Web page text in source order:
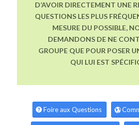
D’AVOIR DIRECTEMENT UNE
QUESTIONS LES PLUS
MESURE DU POSSIBLE,
DEMANDONS DE NE
GROUPE QUE POUR POSER
QUI LUI EST
Foire aux Questions